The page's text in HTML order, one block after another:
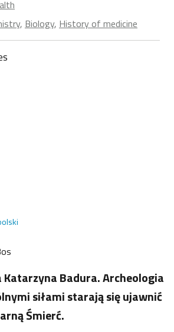
, Biology, History of medicine
Katarzyna Badura. Archeologia
siłami starają się ujawnić
Śmierć.